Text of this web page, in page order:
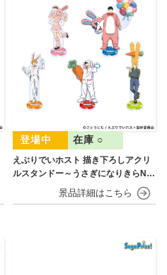
えぶりでいホスト 描き下ろしアクリ
ルスタンドー～うさぎになりきらNIG
在庫 ○